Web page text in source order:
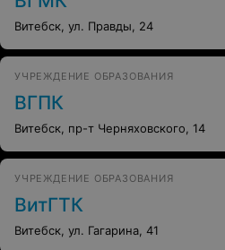
Витебск, ул. Правды, 24
УЧРЕЖДЕНИЕ ОБРАЗОВАНИЯ
ВГПК
Витебск, пр-т Черняховского, 14
УЧРЕЖДЕНИЕ ОБРАЗОВАНИЯ
ВитГТК
Витебск, ул. Гагарина, 41